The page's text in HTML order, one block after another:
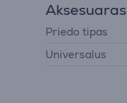
Aksesuaras
Priedo tipas
Universalus